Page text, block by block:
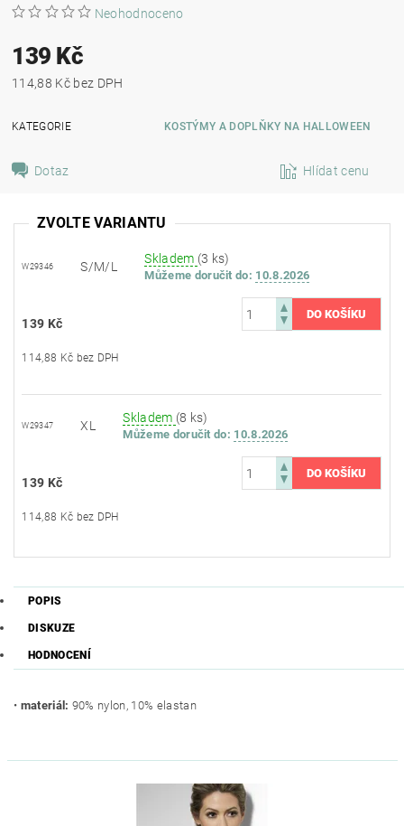
Neohodnoceno
139 Kč
114,88 Kč bez DPH
KATEGORIE KOSTÝMY A DOPLŇKY NA HALLOWEEN
Dotaz Hlídat cenu
ZVOLTE VARIANTU
W29346 S/M/L
Skladem (3 ks)
Můžeme doručit do: 10.8.2026
139 Kč
114,88 Kč bez DPH
W29347 XL
Skladem (8 ks)
Můžeme doručit do: 10.8.2026
139 Kč
114,88 Kč bez DPH
POPIS
DISKUZE
HODNOCENÍ
• materiál: 90% nylon, 10% elastan